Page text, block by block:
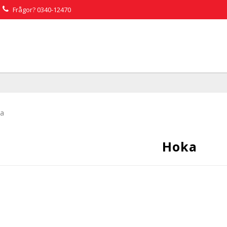
Frågor?0340-12470
Hoka